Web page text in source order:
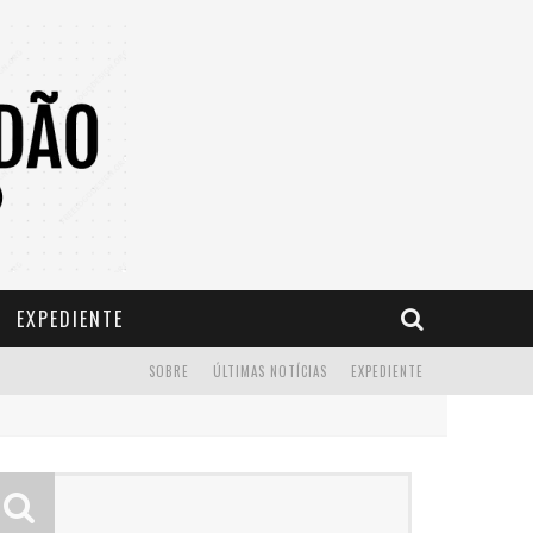
EXPEDIENTE
EXPEDIENTE
ÚLTIMAS NOTÍCIAS
SOBRE